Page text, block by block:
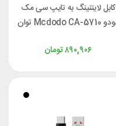
کابل لایتنینگ به تایپ سی مک
دودو Mcdodo CA-5710 توان
تومان۸۹۰,۹۰۶